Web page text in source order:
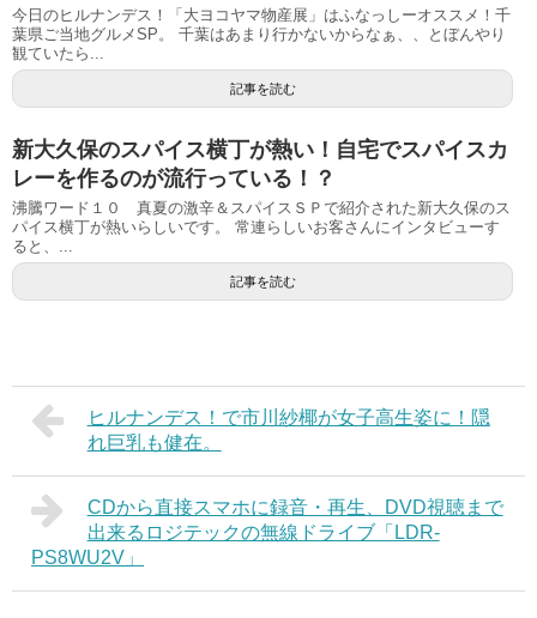
今日のヒルナンデス！「大ヨコヤマ物産展」はふなっしーオススメ！千
葉県ご当地グルメSP。 千葉はあまり行かないからなぁ、、とぼんやり
観ていたら...
記事を読む
新大久保のスパイス横丁が熱い！自宅でスパイスカ
レーを作るのが流行っている！？
沸騰ワード１０ 真夏の激辛＆スパイスＳＰで紹介された新大久保のス
パイス横丁が熱いらしいです。 常連らしいお客さんにインタビューす
ると、...
記事を読む
ヒルナンデス！で市川紗椰が女子高生姿に！隠
れ巨乳も健在。
CDから直接スマホに録音・再生、DVD視聴まで
出来るロジテックの無線ドライブ「LDR-
PS8WU2V」